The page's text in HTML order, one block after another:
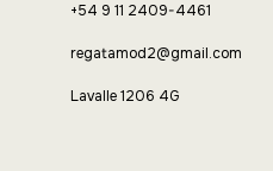
+54 9 11 2409-4461
regatamod2@gmail.com
Lavalle 1206 4G